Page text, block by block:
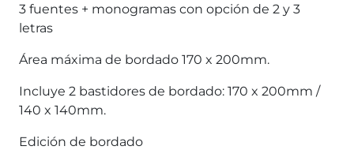
3 fuentes + monogramas con opción de 2 y 3
letras
Área máxima de bordado 170 x 200mm.
Incluye 2 bastidores de bordado: 170 x 200mm /
140 x 140mm.
Edición de bordado